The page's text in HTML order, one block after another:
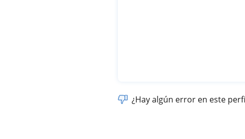
¿Hay algún error en este